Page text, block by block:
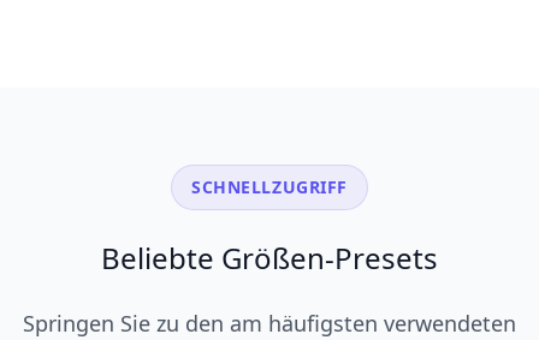
SCHNELLZUGRIFF
Beliebte Größen-Presets
Springen Sie zu den am häufigsten verwendeten